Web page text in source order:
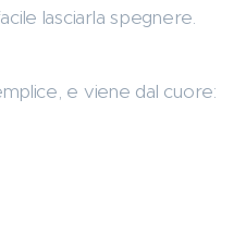
lasciarla spegnere.
e viene dal cuore: